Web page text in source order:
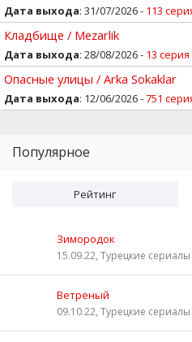
Дата выхода: 31/07/2026 - 113
Кладбище / Mezarlik
Дата выхода: 28/08/2026 - 13 серия
Опасные улицы / Arka Sokaklar
Дата выхода: 12/06/2026 -751
Популярное
Рейтинг
Зимородок
15.09.22, Турецкие сериалы
Ветреный
09.10.22, Турецкие сериалы